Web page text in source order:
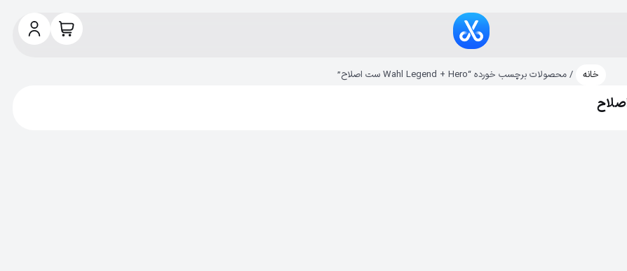
خانه / محصولات برچسب خورده “Wahl Legend + Hero ست اصلاح”